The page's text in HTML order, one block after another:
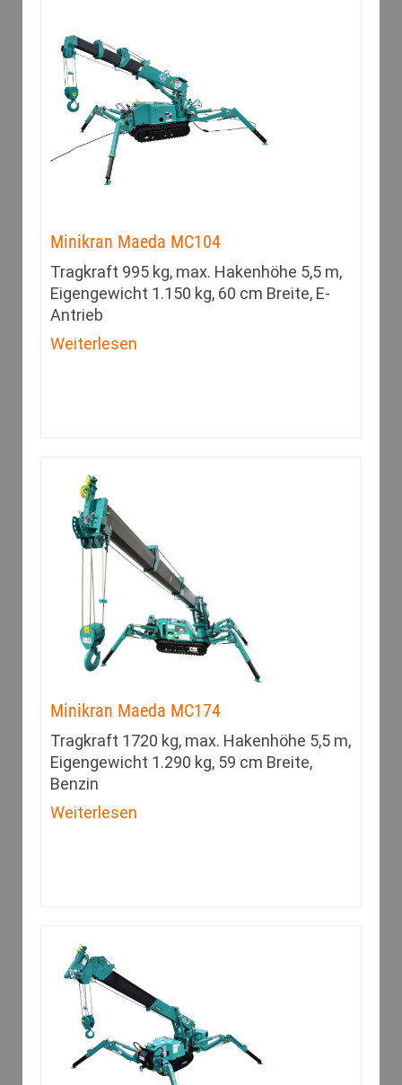
Minikran Maeda MC104
Tragkraft 995 kg, max. Hakenhöhe 5,5 m,
Eigengewicht 1.150 kg, 60 cm Breite, E-
Antrieb
Weiterlesen
Minikran Maeda MC174
Tragkraft 1720 kg, max. Hakenhöhe 5,5 m,
Eigengewicht 1.290 kg, 59 cm Breite,
Benzin
Weiterlesen